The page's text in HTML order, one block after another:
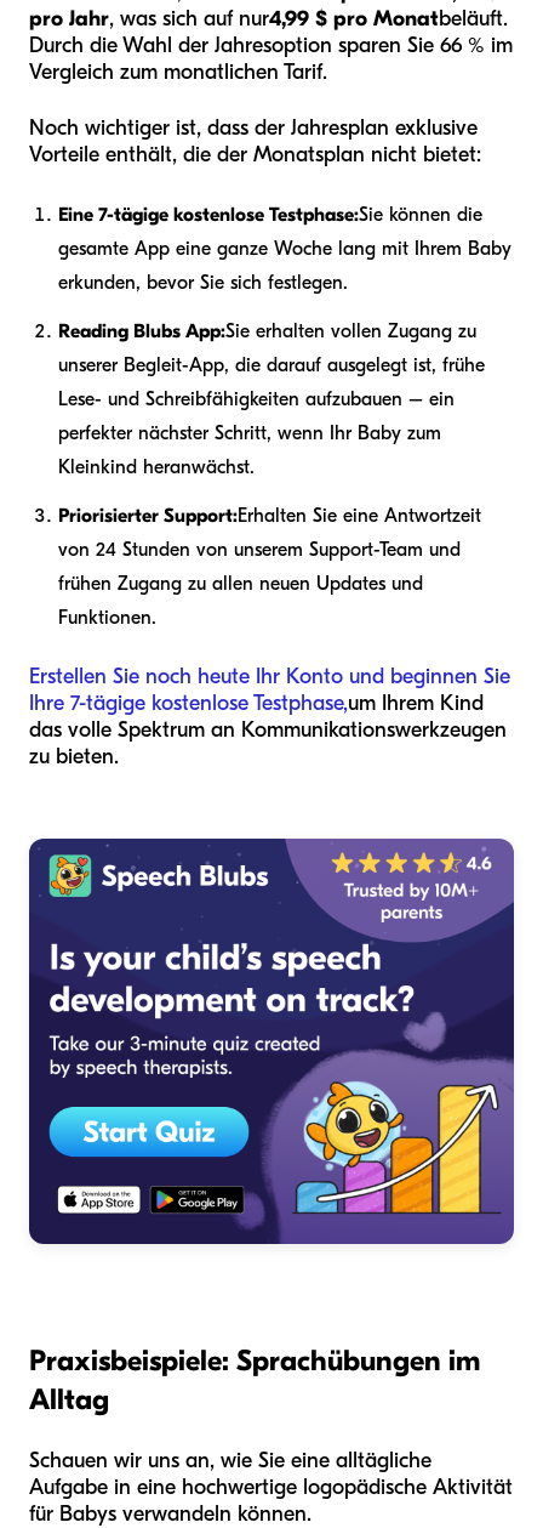
pro Jahr, was sich auf nur4,99 $ pro Monatbeläuft.
Durch die Wahl der Jahresoption sparen Sie 66 % im
Vergleich zum monatlichen Tarif.
Noch wichtiger ist, dass der Jahresplan exklusive
Vorteile enthält, die der Monatsplan nicht bietet:
Eine 7-tägige kostenlose Testphase:Sie können die
gesamte App eine ganze Woche lang mit Ihrem Baby
erkunden, bevor Sie sich festlegen.
Reading Blubs App:Sie erhalten vollen Zugang zu
unserer Begleit-App, die darauf ausgelegt ist, frühe
Lese- und Schreibfähigkeiten aufzubauen – ein
perfekter nächster Schritt, wenn Ihr Baby zum
Kleinkind heranwächst.
Priorisierter Support:Erhalten Sie eine Antwortzeit
von 24 Stunden von unserem Support-Team und
frühen Zugang zu allen neuen Updates und
Funktionen.
Erstellen Sie noch heute Ihr Konto und beginnen Sie
Ihre 7-tägige kostenlose Testphase,um Ihrem Kind
das volle Spektrum an Kommunikationswerkzeugen
zu bieten.
Praxisbeispiele: Sprachübungen im
Alltag
Schauen wir uns an, wie Sie eine alltägliche
Aufgabe in eine hochwertige logopädische Aktivität
für Babys verwandeln können.